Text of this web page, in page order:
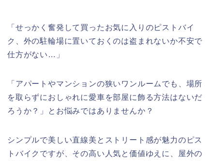
「せっかく奮発して買ったお気に入りのピストバイ
ク、外の駐輪場に置いておくのは盗まれないか不安で
仕方がない…」
「アパートやマンションの狭いワンルームでも、場所
を取らずにおしゃれに愛車を部屋に飾る方法はないだ
ろうか？」とお悩みではありませんか？
シンプルで美しい直線美とストリート感が魅力のピス
トバイクですが、その高い人気と価値ゆえに、屋外の